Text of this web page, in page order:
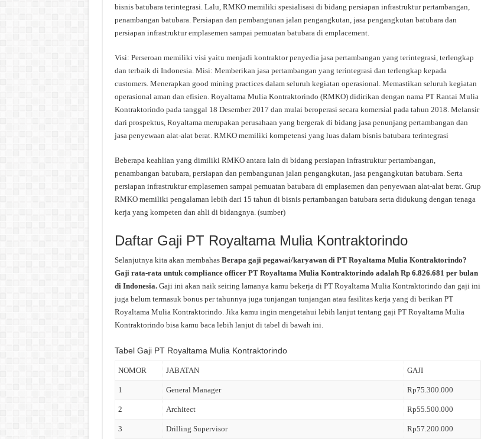
bisnis batubara terintegrasi. Lalu, RMKO memiliki spesialisasi di bidang persiapan infrastruktur pertambangan,
penambangan batubara. Persiapan dan pembangunan jalan pengangkutan, jasa pengangkutan batubara dan
persiapan infrastruktur emplasemen sampai pemuatan batubara di emplacement.
Visi: Perseroan memiliki visi yaitu menjadi kontraktor penyedia jasa pertambangan yang terintegrasi, terlengkap
dan terbaik di Indonesia. Misi: Memberikan jasa pertambangan yang terintegrasi dan terlengkap kepada
customers. Menerapkan good mining practices dalam seluruh kegiatan operasional. Memastikan seluruh kegiatan
operasional aman dan efisien. Royaltama Mulia Kontraktorindo (RMKO) didirikan dengan nama PT Rantai Mulia
Kontraktorindo pada tanggal 18 Desember 2017 dan mulai beroperasi secara komersial pada tahun 2018. Melansir
dari prospektus, Royaltama merupakan perusahaan yang bergerak di bidang jasa penunjang pertambangan dan
jasa penyewaan alat-alat berat. RMKO memiliki kompetensi yang luas dalam bisnis batubara terintegrasi
Beberapa keahlian yang dimiliki RMKO antara lain di bidang persiapan infrastruktur pertambangan,
penambangan batubara, persiapan dan pembangunan jalan pengangkutan, jasa pengangkutan batubara. Serta
persiapan infrastruktur emplasemen sampai pemuatan batubara di emplasemen dan penyewaan alat-alat berat. Grup
RMKO memiliki pengalaman lebih dari 15 tahun di bisnis pertambangan batubara serta didukung dengan tenaga
kerja yang kompeten dan ahli di bidangnya. (sumber)
Daftar Gaji PT Royaltama Mulia Kontraktorindo
Selanjutnya kita akan membahas Berapa gaji pegawai/karyawan di PT Royaltama Mulia Kontraktorindo?
Gaji rata-rata untuk compliance officer PT Royaltama Mulia Kontraktorindo adalah Rp 6.826.681 per bulan
di Indonesia. Gaji ini akan naik seiring lamanya kamu bekerja di PT Royaltama Mulia Kontraktorindo dan gaji ini
juga belum termasuk bonus per tahunnya juga tunjangan tunjangan atau fasilitas kerja yang di berikan PT
Royaltama Mulia Kontraktorindo. Jika kamu ingin mengetahui lebih lanjut tentang gaji PT Royaltama Mulia
Kontraktorindo bisa kamu baca lebih lanjut di tabel di bawah ini.
Tabel Gaji PT Royaltama Mulia Kontraktorindo
NOMOR JABATAN GAJI
1 General Manager Rp75.300.000
2 Architect Rp55.500.000
3 Drilling Supervisor Rp57.200.000